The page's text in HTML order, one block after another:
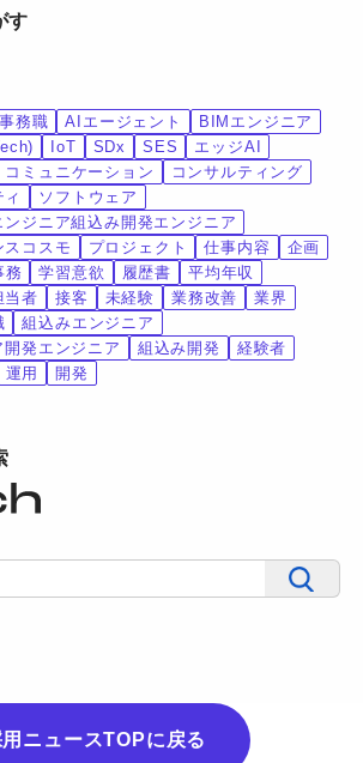
す
務職 AIエージェント
BIMエンジニア
IoT SDx SES
エッジAI
コミュニケーション
コンサルティング
ソフトウェア
ジニア組込み開発エンジニア
スコスモ プロジェクト 仕事内容
企画
務 学習意欲 履歴書
平均年収
当者 接客 未経験 業務改善
業界
組込みエンジニア
発エンジニア
組込み開発
経験者
運用 開発
ニュースTOPに戻る